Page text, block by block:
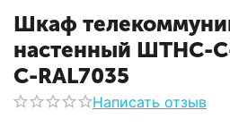
Шкаф
настенный ШТНС-
С-RAL7035
Написать отзыв